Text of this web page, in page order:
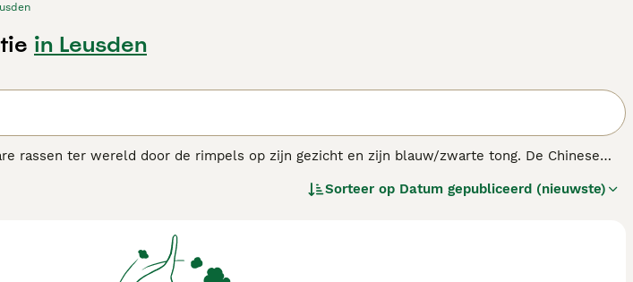
in Leusden
rassen ter wereld door de rimpels op zijn gezicht en zijn blauw/zwarte tong. De Chinese
gebruikt als vechthonden.
Sorteer op Datum gepubliceerd (nieuwste)